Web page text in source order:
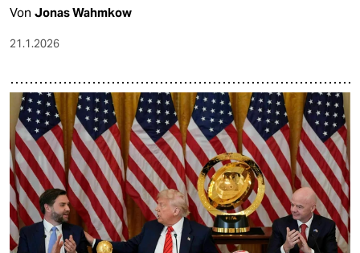
Von Jonas Wahmkow
21.1.2026